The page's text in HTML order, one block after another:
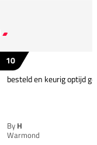
10
besteld en keurig optijd
By H
Warmond